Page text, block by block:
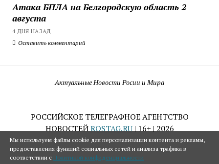
Атака БПЛА на Белгородскую область 2
августа
4 ДНЯ НАЗАД
Оставить комментарий
Актуальные Новости Росии и Мира
РОССИЙСКОЕ ТЕЛЕГРАФНОЕ АГЕНТСТВО
НОВОСТЕЙROSTAG.RU| 16+ | 2026
Мы используем файлы cookie для персонализации контента и рекламы,
предоставления функций социальных сетей и анализа трафика в
соответствии с Политикой конфиденциальности